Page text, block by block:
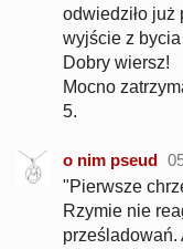
odwiedziło
wyjście z
Dobry wiersz!
Mocno
5.
o nim pseud
"Pierwsze
Rzymie nie
prześladowań.